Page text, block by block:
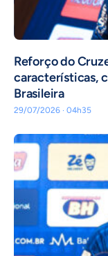
⁠Reforço do
características,
Brasileira
29/07/2026 · 04h35